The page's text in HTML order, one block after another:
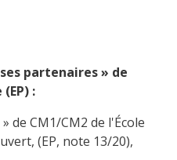
partenaires » de
:
CM1/CM2 de l'École
(EP, note 13/20),